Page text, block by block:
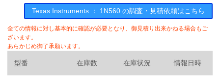
Texas Instruments ： 1N560 の調査・見積依頼はこちら
全ての情報に対し基本的に確認が必要となり、御見積り出来かねる場合もご
ざいます。
あらかじめ御了承願います。
型番 在庫数 在庫状況 情報日時